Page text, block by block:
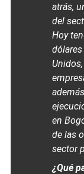
atrás,
del
Hoy
en
de las
sector
¿Qué